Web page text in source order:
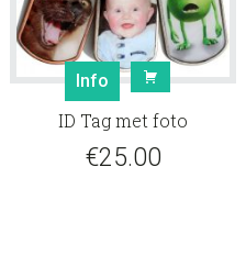
Info
ID Tag met foto
€25.00